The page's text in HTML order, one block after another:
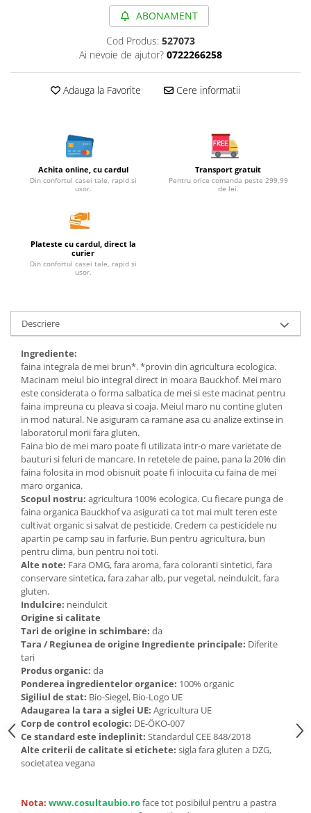
Fermenti si gelifianti
Produse din soia
Sare si inlocuitori
Produse care inlocuiesc carnea
Paste
Terci bio
Dulceturi, gemuri, compoturi
Creme
Bomboane, Caramele si Jeleuri
Biscuiti si napolitane
Inghetata
Zahar si indulcitori
Batoane
Dulciuri bio
Guma de mestecat bio
Snacksuri
Seminte, fructe uscate, samburi
Mixuri, condimente si mirodenii
Mixuri
Condimente
Mirodenii
Maioneza bio
Pesto Bio
Semipreparate
Specialitati si produse asiatice
ABONAMENT
Cod Produs: 527073
Ai nevoie de ajutor? 0722266258
Adauga la Favorite Cere informatii
Achita online, cu cardul
Din confortul casei tale, rapid si
usor.
Transport gratuit
Pentru orice comanda peste 299,99
de lei.
Plateste cu cardul, direct la
curier
Din confortul casei tale, rapid si
usor.
Descriere
Ingrediente:
faina integrala de mei brun*. *provin din agricultura ecologica.
Macinam meiul bio integral direct in moara Bauckhof. Mei maro
este considerata o forma salbatica de mei si este macinat pentru
faina impreuna cu pleava si coaja. Meiul maro nu contine gluten
in mod natural. Ne asiguram ca ramane asa cu analize extinse in
laboratorul morii fara gluten.
Faina bio de mei maro poate fi utilizata intr-o mare varietate de
bauturi si feluri de mancare. In retetele de paine, pana la 20% din
faina folosita in mod obisnuit poate fi inlocuita cu faina de mei
maro organica.
Scopul nostru: agricultura 100% ecologica. Cu fiecare punga de
faina organica Bauckhof va asigurati ca tot mai mult teren este
cultivat organic si salvat de pesticide. Credem ca pesticidele nu
apartin pe camp sau in farfurie. Bun pentru agricultura, bun
pentru clima, bun pentru noi toti.
Alte note: Fara OMG, fara aroma, fara coloranti sintetici, fara
conservare sintetica, fara zahar alb, pur vegetal, neindulcit, fara
gluten.
Indulcire: neindulcit
Origine si calitate
Tari de origine in schimbare: da
Tara / Regiunea de origine Ingrediente principale: Diferite
tari
Produs organic: da
Ponderea ingredientelor organice: 100% organic
Sigiliul de stat: Bio-Siegel, Bio-Logo UE
Adaugarea la tara a siglei UE: Agricultura UE
Corp de control ecologic: DE-ÖKO-007
Ce standard este indeplinit: Standardul CEE 848/2018
Alte criterii de calitate si etichete: sigla fara gluten a DZG,
societatea vegana
Nota: www.cosultaubio.roface tot posibilul pentru a pastra